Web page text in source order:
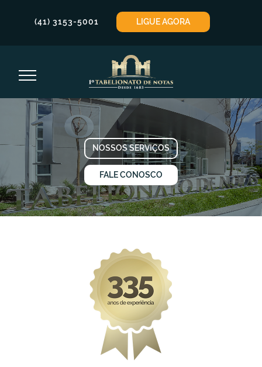
(41) 3153-5001 LIGUE AGORA
NOSSOS SERVIÇOS
FALE CONOSCO